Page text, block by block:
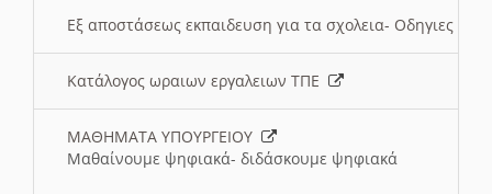
Εξ αποστάσεως εκπαιδευση για τα σχολεια- Οδηγιες
Κατάλογος ωραιων εργαλειων ΤΠΕ
ΜΑΘΗΜΑΤΑ ΥΠΟΥΡΓΕΙΟΥ
Μαθαίνουμε ψηφιακά- διδάσκουμε ψηφιακά